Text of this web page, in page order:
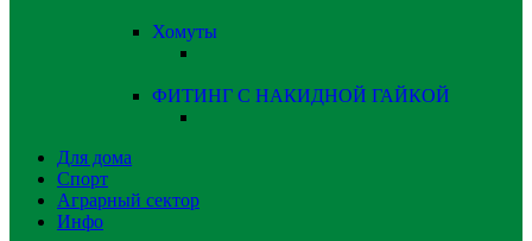
Хомуты
ФИТИНГ С НАКИДНОЙ ГАЙКОЙ
Для дома
Спорт
Аграрный сектор
Инфо